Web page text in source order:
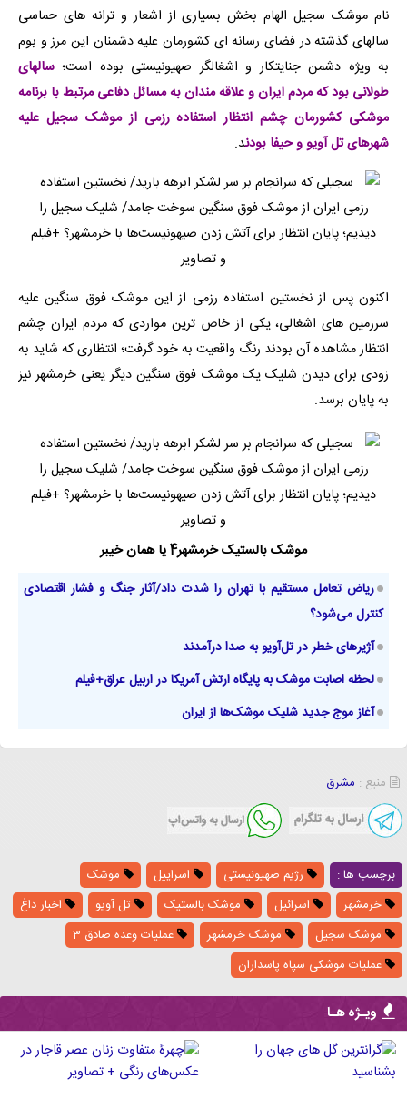
نام موشک سجیل الهام بخش بسیاری از اشعار و ترانه های حماسی
سالهای گذشته در فضای رسانه ای کشورمان علیه دشمنان این مرز و بوم
به ویژه دشمن جنایتکار و اشغالگر صهیونیستی بوده است؛ سالهای
طولانی بود که مردم ایران و علاقه مندان به مسائل دفاعی مرتبط با برنامه
موشکی کشورمان چشم انتظار استفاده رزمی از موشک سجیل علیه
شهرهای تل آویو و حیفا بودند.
اکنون پس از نخستین استفاده رزمی از این موشک فوق سنگین علیه
سرزمین های اشغالی، یکی از خاص ترین مواردی که مردم ایران چشم
انتظار مشاهده آن بودند رنگ واقعیت به خود گرفت؛ انتظاری که شاید به
زودی برای دیدن شلیک یک موشک فوق سنگین دیگر یعنی خرمشهر نیز
به پایان برسد.
موشک بالستیک خرمشهر4 یا همان خیبر
ریاض تعامل مستقیم با تهران را شدت داد/آثار جنگ و فشار اقتصادی
کنترل می‌شود؟
آژیرهای خطر در تل‌آویو به صدا درآمدند
لحظه اصابت موشک به پایگاه ارتش آمریکا در اربیل عراق+فیلم
آغاز موج جدید شلیک موشک‌ها از ایران
منبع : مشرق
برچسب ها : رژیم صهیونیستی اسراییل
موشک
خرمشهر
اسرائیل موشک بالستیک تل آویو
اخبار داغ
موشک سجیل
موشک خرمشهر
عملیات وعده صادق 3
عملیات موشکی سپاه پاسداران
ویـژه هـا